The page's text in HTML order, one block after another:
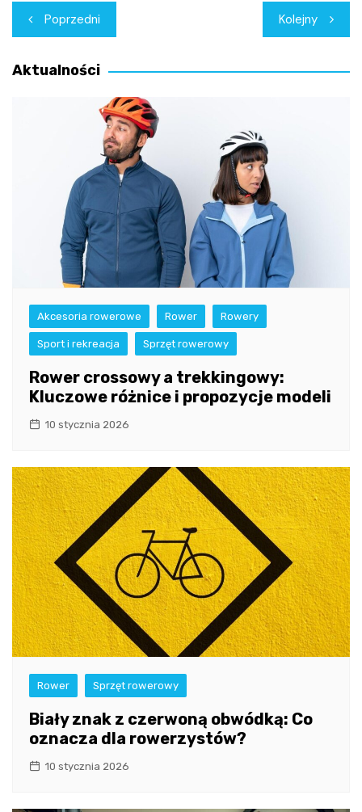
Nawigacja
wpisu
Poprzedni Kolejny
Aktualności
Akcesoria rowerowe Rower Rowery
Sport i rekreacja Sprzęt rowerowy
Rower crossowy a trekkingowy:
Kluczowe różnice i propozycje modeli
10 stycznia 2026
Rower Sprzęt rowerowy
Biały znak z czerwoną obwódką: Co
oznacza dla rowerzystów?
10 stycznia 2026